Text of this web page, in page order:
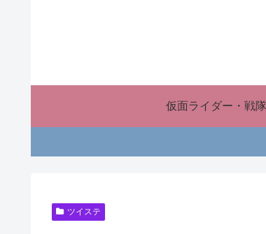
仮面ライダー・戦
ツイステ